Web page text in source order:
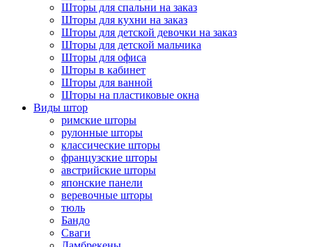
Шторы для спальни на заказ
Шторы для кухни на заказ
Шторы для детской девочки на заказ
Шторы для детской мальчика
Шторы для офиса
Шторы в кабинет
Шторы для ванной
Шторы на пластиковые окна
Виды штор
римские шторы
рулонные шторы
классические шторы
французские шторы
австрийские шторы
японские панели
веревочные шторы
тюль
Бандо
Сваги